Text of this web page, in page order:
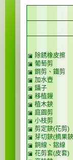
除銹橡皮擦
葡萄剪
鋼剪、鐵剪
加水壺
鑷子
移植鏝
植木鋏
庭園剪
小枝剪
剪定鋏(花剪)
芽切鋏(摘果
銅線、鋁線
花剪套(皮套)